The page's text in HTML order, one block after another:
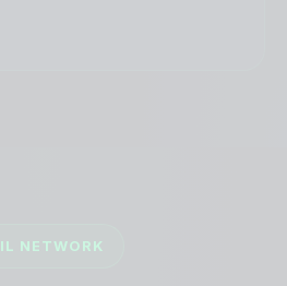
IL NETWORK